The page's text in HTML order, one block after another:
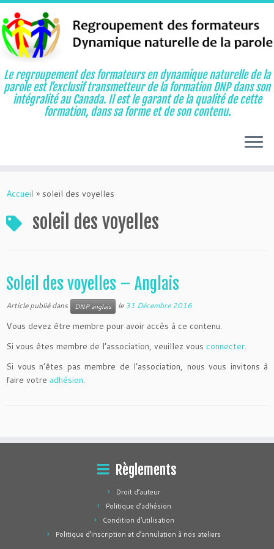
au
Le regroupement des formateurs en dynamique naturelle de la
parole est l’exclusif transmetteur de la formation DNP dans son
intégralité au Canada. Il est le garant de la qualité de cette
formation, dans sa forme et de son contenu.
Accueil » soleil des voyelles
soleil des voyelles
Soleil des voyelles – Anglais
Article publié dans DNP anglais le31 Décembre 2016
Vous devez être membre pour avoir accès à ce contenu.
Si vous êtes membre de l’association, veuillez vous connecter.
Si vous n’êtes pas membre de l’association, nous vous invitons à
faire votre adhésion.
Règlements
Droit d’auteur
Politique d’adhésion
Condition d’utilisation
Politique d’inscription et d’annulation à nos ateliers